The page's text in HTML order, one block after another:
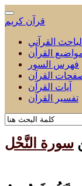
قرآن كريم
القرأن
فهرس السور
القرآن
آيات القرآن
تفسير القرآن
سورة النَّحْل